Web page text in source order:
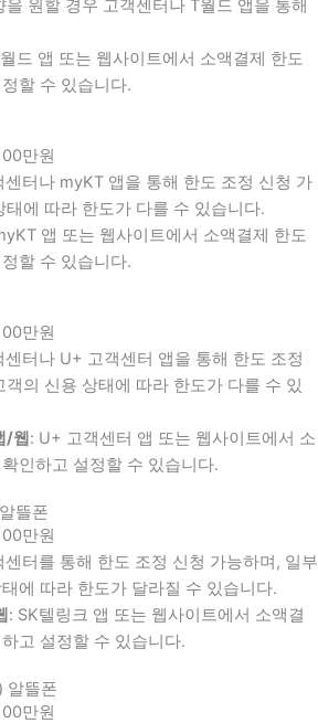
을 원할 경우 고객센터나 T월드 앱을 통해
드 앱 또는 웹사이트에서 소액결제 한도
할 수 있습니다.
만원
센터나 myKT 앱을 통해 한도 조정 신청 가
태에 따라 한도가 다를 수 있습니다.
앱 또는 웹사이트에서 소액결제 한도
할 수 있습니다.
만원
센터나 U+ 고객센터 앱을 통해 한도 조정
객의 신용 상태에 따라 한도가 다를 수 있
/웹 : U+ 고객센터 앱 또는 웹사이트에서 소
인하고 설정할 수 있습니다.
뜰폰
만원
센터를 통해 한도 조정 신청 가능하며, 일부
에 따라 한도가 달라질 수 있습니다.
: SK텔링크 앱 또는 웹사이트에서 소액결
고 설정할 수 있습니다.
알뜰폰
만원